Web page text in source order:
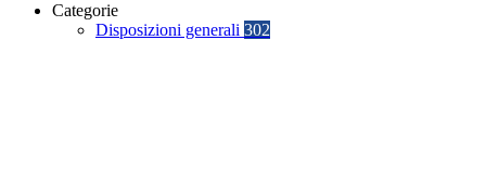
Categorie
Disposizioni generali 302